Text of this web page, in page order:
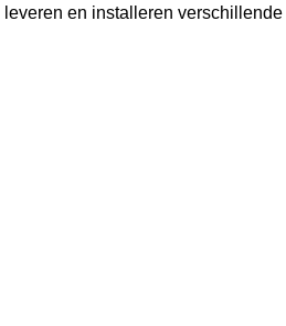
en installeren verschillende